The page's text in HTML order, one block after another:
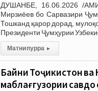
ДУШАНБЕ, 16.06.2026 /
Мирзиёев бо Сарвазири
Тошканд қарор дорад,
Президенти Ҷумҳурии
Матни пурра ▸
Байни Тоҷикистон
маблағгузории